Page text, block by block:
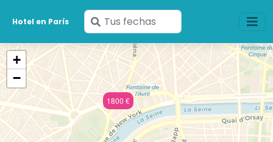
Hotel en París
Ingresa
tus
fechas
1800 €
+
−